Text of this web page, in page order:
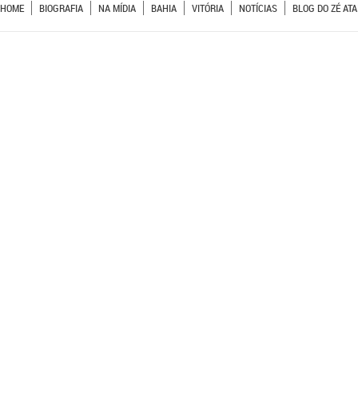
HOME BIOGRAFIA NA MÍDIA BAHIA VITÓRIA NOTÍCIAS BLOG DO ZÉ